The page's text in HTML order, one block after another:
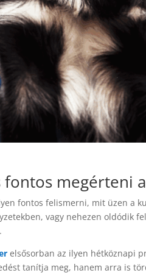
fontos megérteni
fontos felismerni, mit üzen a
vagy nehezen oldódik
elsősorban az ilyen hétköznapi
tanítja meg, hanem arra is